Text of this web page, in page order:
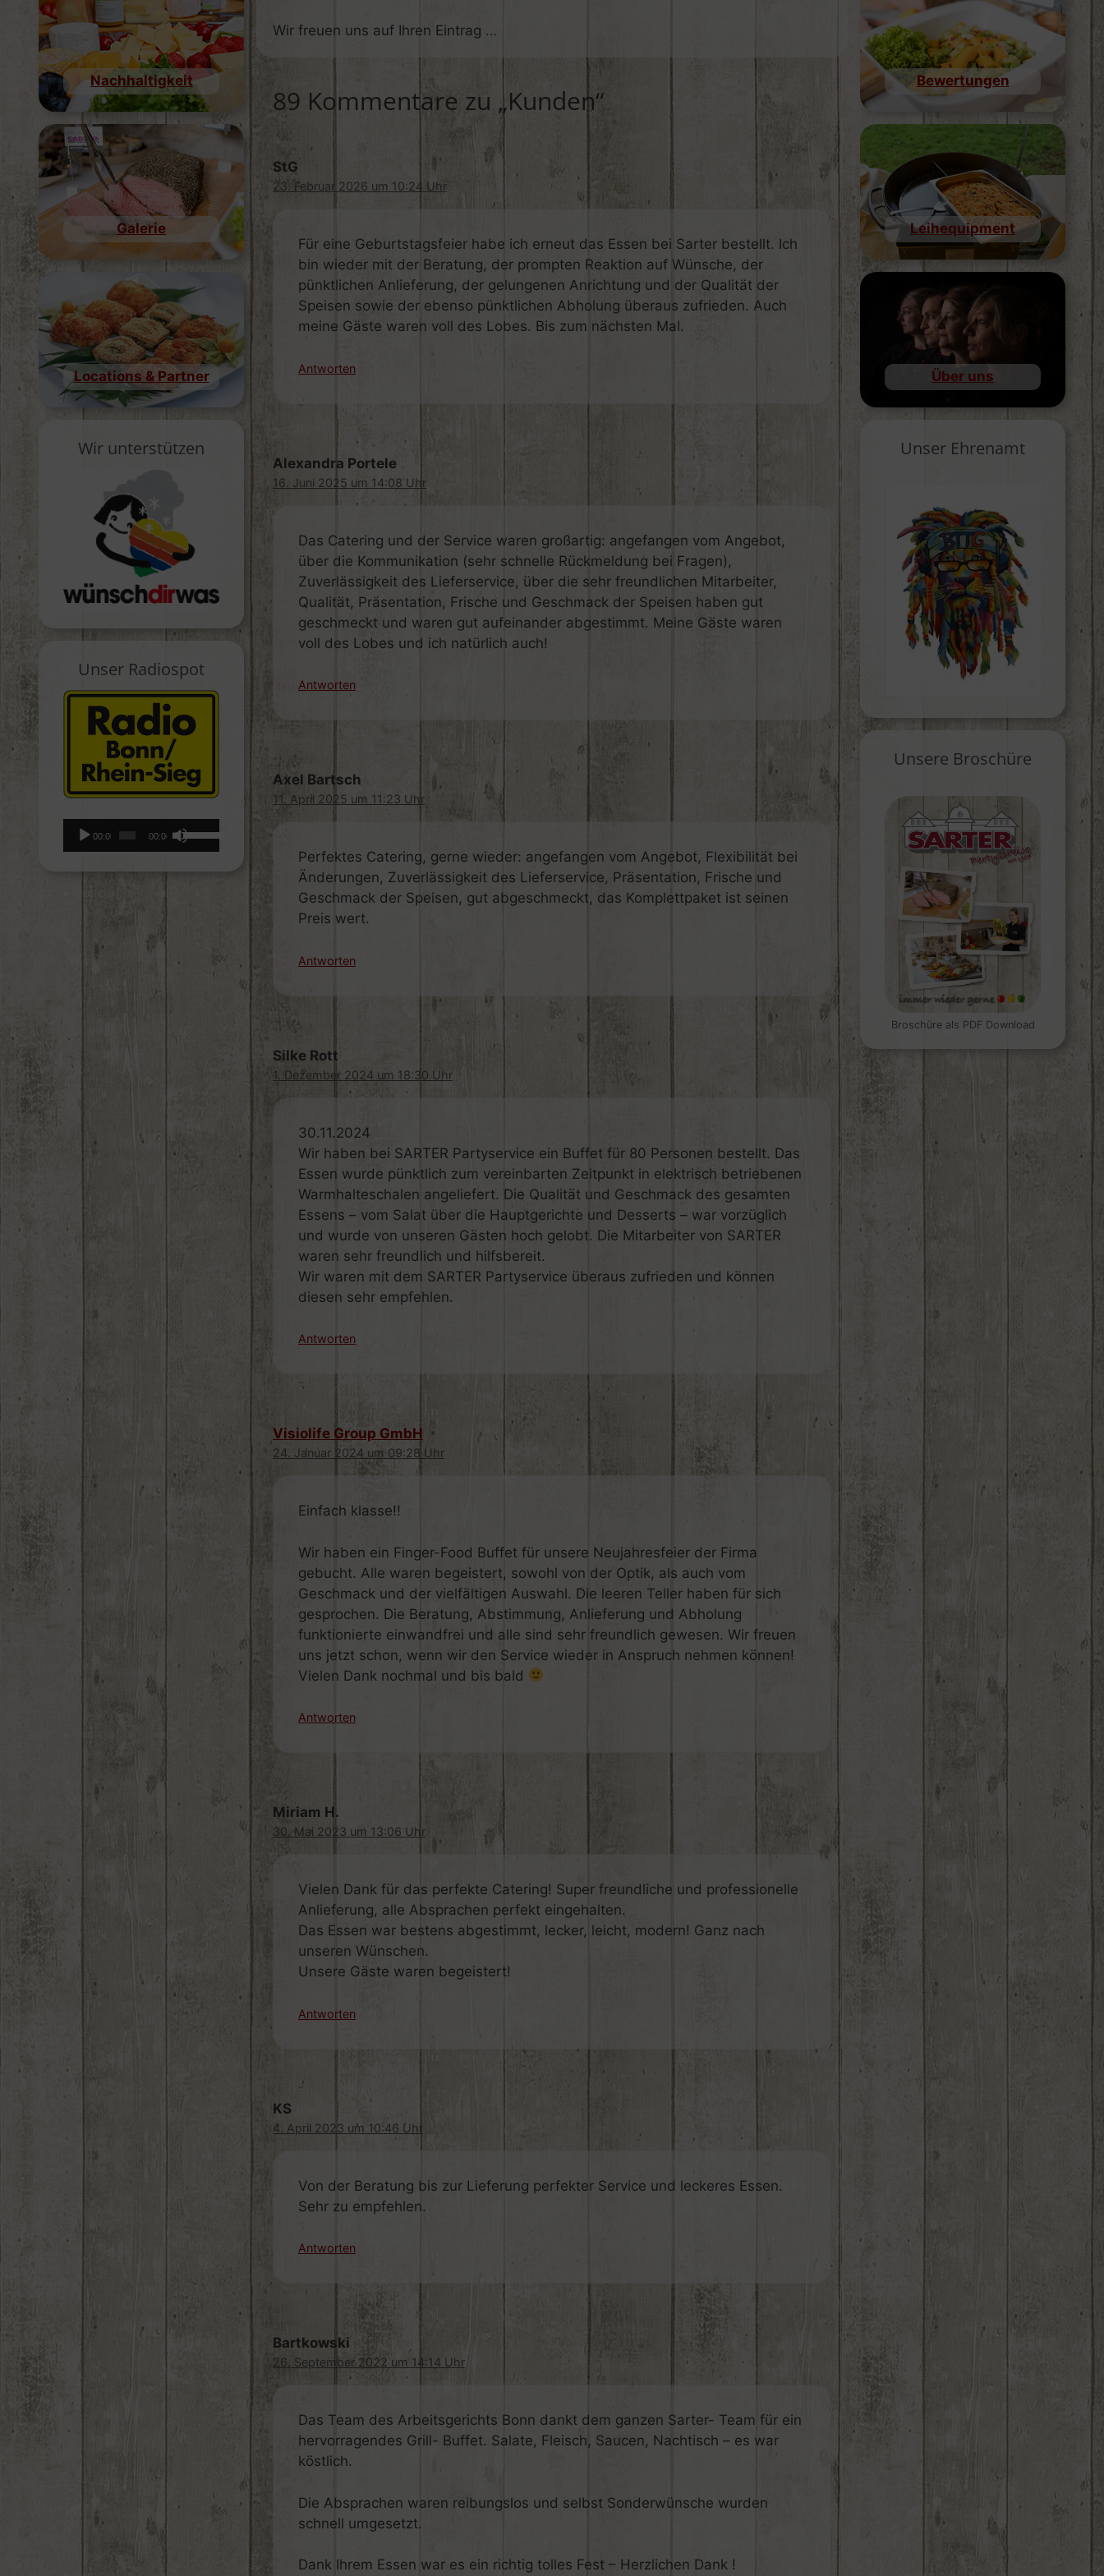
Wir freuen uns auf Ihren Eintrag …
89 Kommentare zu „Kunden“
StG
23. Februar 2026 um 10:24 Uhr
Für eine Geburtstagsfeier habe ich erneut das Essen bei Sarter bestellt. Ich
bin wieder mit der Beratung, der prompten Reaktion auf Wünsche, der
pünktlichen Anlieferung, der gelungenen Anrichtung und der Qualität der
Speisen sowie der ebenso pünktlichen Abholung überaus zufrieden. Auch
meine Gäste waren voll des Lobes. Bis zum nächsten Mal.
Antworten
Alexandra Portele
16. Juni 2025 um 14:08 Uhr
Das Catering und der Service waren großartig: angefangen vom Angebot,
über die Kommunikation (sehr schnelle Rückmeldung bei Fragen),
Zuverlässigkeit des Lieferservice, über die sehr freundlichen Mitarbeiter,
Qualität, Präsentation, Frische und Geschmack der Speisen haben gut
geschmeckt und waren gut aufeinander abgestimmt. Meine Gäste waren
voll des Lobes und ich natürlich auch!
Antworten
Axel Bartsch
11. April 2025 um 11:23 Uhr
Perfektes Catering, gerne wieder: angefangen vom Angebot, Flexibilität bei
Änderungen, Zuverlässigkeit des Lieferservice, Präsentation, Frische und
Geschmack der Speisen, gut abgeschmeckt, das Komplettpaket ist seinen
Preis wert.
Antworten
Silke Rott
1. Dezember 2024 um 18:30 Uhr
30.11.2024
Wir haben bei SARTER Partyservice ein Buffet für 80 Personen bestellt. Das
Essen wurde pünktlich zum vereinbarten Zeitpunkt in elektrisch betriebenen
Warmhalteschalen angeliefert. Die Qualität und Geschmack des gesamten
Essens – vom Salat über die Hauptgerichte und Desserts – war vorzüglich
und wurde von unseren Gästen hoch gelobt. Die Mitarbeiter von SARTER
waren sehr freundlich und hilfsbereit.
Wir waren mit dem SARTER Partyservice überaus zufrieden und können
diesen sehr empfehlen.
Antworten
Visiolife Group GmbH
24. Januar 2024 um 09:28 Uhr
Einfach klasse!!
Wir haben ein Finger-Food Buffet für unsere Neujahresfeier der Firma
gebucht. Alle waren begeistert, sowohl von der Optik, als auch vom
Geschmack und der vielfältigen Auswahl. Die leeren Teller haben für sich
gesprochen. Die Beratung, Abstimmung, Anlieferung und Abholung
funktionierte einwandfrei und alle sind sehr freundlich gewesen. Wir freuen
uns jetzt schon, wenn wir den Service wieder in Anspruch nehmen können!
Vielen Dank nochmal und bis bald
Antworten
Miriam H.
30. Mai 2023 um 13:06 Uhr
Vielen Dank für das perfekte Catering! Super freundliche und professionelle
Anlieferung, alle Absprachen perfekt eingehalten.
Das Essen war bestens abgestimmt, lecker, leicht, modern! Ganz nach
unseren Wünschen.
Unsere Gäste waren begeistert!
Antworten
KS
4. April 2023 um 10:46 Uhr
Von der Beratung bis zur Lieferung perfekter Service und leckeres Essen.
Sehr zu empfehlen.
Antworten
Bartkowski
26. September 2022 um 14:14 Uhr
Das Team des Arbeitsgerichts Bonn dankt dem ganzen Sarter- Team für ein
hervorragendes Grill- Buffet. Salate, Fleisch, Saucen, Nachtisch – es war
köstlich.
Die Absprachen waren reibungslos und selbst Sonderwünsche wurden
schnell umgesetzt.
Dank Ihrem Essen war es ein richtig tolles Fest – Herzlichen Dank !
Nachhaltigkeit
Galerie
Locations & Partner
Wir unterstützen
Unser Radiospot
Audio-
Player
00:00 00:00
Pfeiltasten
Hoch/Runter
benutzen,
regeln.
Bewertungen
Leihequipment
Über uns
Unser Ehrenamt
Unsere Broschüre
Broschüre als PDF Download